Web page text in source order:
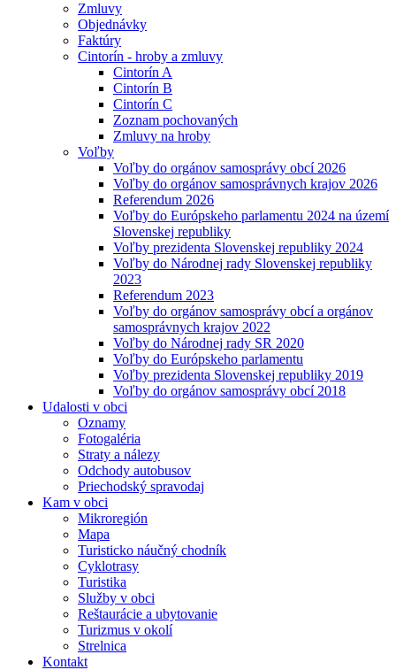
Zmluvy
Objednávky
Faktúry
Cintorín - hroby a zmluvy
Cintorín A
Cintorín B
Cintorín C
Zoznam pochovaných
Zmluvy na hroby
Voľby
Voľby do orgánov samosprávy obcí 2026
Voľby do orgánov samosprávnych krajov 2026
Referendum 2026
Voľby do Európskeho parlamentu 2024 na území
Slovenskej republiky
Voľby prezidenta Slovenskej republiky 2024
Voľby do Národnej rady Slovenskej republiky
2023
Referendum 2023
Voľby do orgánov samosprávy obcí a orgánov
samosprávnych krajov 2022
Voľby do Národnej rady SR 2020
Voľby do Európskeho parlamentu
Voľby prezidenta Slovenskej republiky 2019
Voľby do orgánov samosprávy obcí 2018
Udalosti v obci
Oznamy
Fotogaléria
Straty a nálezy
Odchody autobusov
Priechodský spravodaj
Kam v obci
Mikroregión
Mapa
Turisticko náučný chodník
Cyklotrasy
Turistika
Služby v obci
Reštaurácie a ubytovanie
Turizmus v okolí
Strelnica
Kontakt